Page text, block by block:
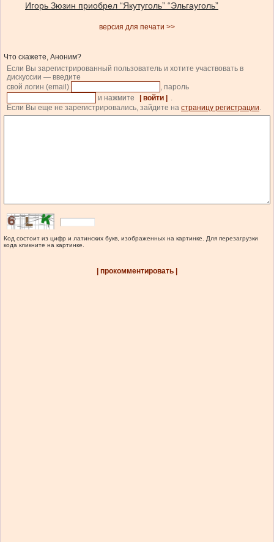
Игорь Зюзин приобрел “Якутуголь” “Эльгауголь”
версия для печати >>
Что скажете, Аноним?
Если Вы зарегистрированный пользователь и хотите участвовать в
дискуссии — введите
свой логин (email)
, пароль
и нажмите
| войти |
.
Если Вы еще не зарегистрировались, зайдите на страницу регистрации.
Код состоит из цифр и латинских букв, изображенных на картинке. Для перезагрузки
кода кликните на картинке.
| прокомментировать |